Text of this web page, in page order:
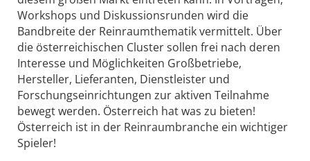
Workshops und Diskussionsrunden wird die
Bandbreite der Reinraumthematik vermittelt. Über
die österreichischen Cluster sollen frei nach deren
Interesse und Möglichkeiten Großbetriebe,
Hersteller, Lieferanten, Dienstleister und
Forschungseinrichtungen zur aktiven Teilnahme
bewegt werden. Österreich hat was zu bieten!
Österreich ist in der Reinraumbranche ein wichtiger
Spieler!